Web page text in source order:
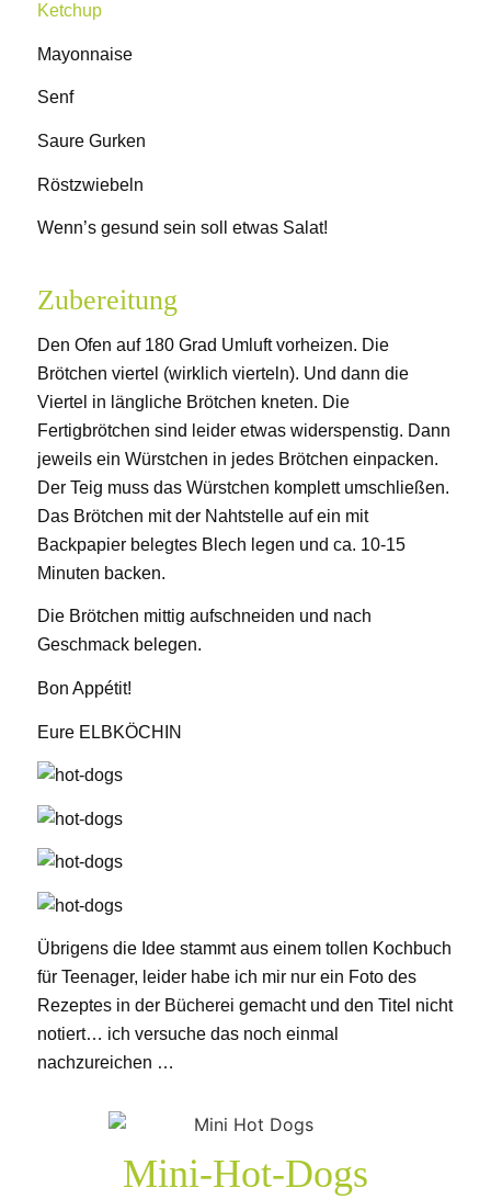
Ketchup
Mayonnaise
Senf
Saure Gurken
Röstzwiebeln
Wenn’s gesund sein soll etwas Salat!
Zubereitung
Den Ofen auf 180 Grad Umluft vorheizen. Die
Brötchen viertel (wirklich vierteln). Und dann die
Viertel in längliche Brötchen kneten. Die
Fertigbrötchen sind leider etwas widerspenstig. Dann
jeweils ein Würstchen in jedes Brötchen einpacken.
Der Teig muss das Würstchen komplett umschließen.
Das Brötchen mit der Nahtstelle auf ein mit
Backpapier belegtes Blech legen und ca. 10-15
Minuten backen.
Die Brötchen mittig aufschneiden und nach
Geschmack belegen.
Bon Appétit!
Eure ELBKÖCHIN
Übrigens die Idee stammt aus einem tollen Kochbuch
für Teenager, leider habe ich mir nur ein Foto des
Rezeptes in der Bücherei gemacht und den Titel nicht
notiert… ich versuche das noch einmal
nachzureichen …
Mini-Hot-Dogs